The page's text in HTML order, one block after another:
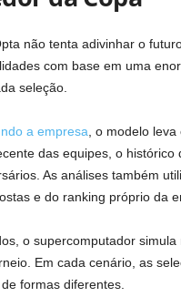
não tenta adivinhar o
com base em uma
seleção.
a empresa , o modelo
das equipes, o histórico
As análises também
e do ranking próprio da
o supercomputador
Em cada cenário, as
formas diferentes.